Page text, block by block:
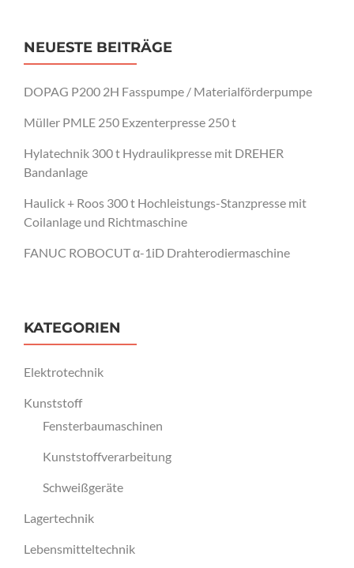
NEUESTE BEITRÄGE
DOPAG P200 2H Fasspumpe / Materialförderpumpe
Müller PMLE 250 Exzenterpresse 250 t
Hylatechnik 300 t Hydraulikpresse mit DREHER
Bandanlage
Haulick + Roos 300 t Hochleistungs-Stanzpresse mit
Coilanlage und Richtmaschine
FANUC ROBOCUT α-1iD Drahterodiermaschine
KATEGORIEN
Elektrotechnik
Kunststoff
Fensterbaumaschinen
Kunststoffverarbeitung
Schweißgeräte
Lagertechnik
Lebensmitteltechnik